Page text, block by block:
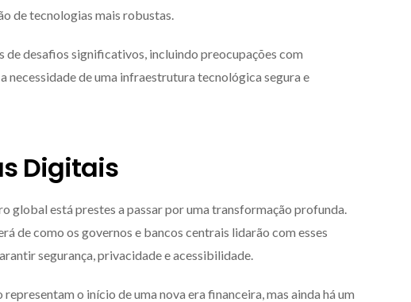
de tecnologias mais robustas.
de desafios significativos, incluindo preocupações com
necessidade de uma infraestrutura tecnológica segura e
Digitais
global está prestes a passar por uma transformação profunda.
de como os governos e bancos centrais lidarão com esses
segurança, privacidade e acessibilidade.
o início de uma nova era financeira, mas ainda há um